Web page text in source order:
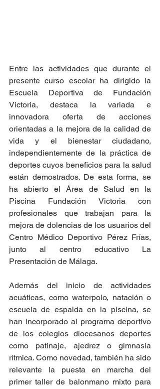
Entre las actividades que durante el
presente curso escolar ha dirigido la
Escuela Deportiva de Fundación
Victoria, destaca la variada e
innovadora oferta de acciones
orientadas a la mejora de la calidad de
vida y el bienestar ciudadano,
independientemente de la práctica de
deportes cuyos beneficios para la salud
están demostrados. De esta forma, se
ha abierto el Área de Salud en la
Piscina Fundación Victoria con
profesionales que trabajan para la
mejora de dolencias de los usuarios del
Centro Médico Deportivo Pérez Frías,
junto al centro educativo La
Presentación de Málaga.
Además del inicio de actividades
acuáticas, como waterpolo, natación o
escuela de espalda en la piscina, se
han incorporado al programa deportivo
de los colegios diocesanos deportes
como patinaje, ajedrez o gimnasia
rítmica. Como novedad, también ha sido
relevante la puesta en marcha del
primer taller de balonmano mixto para